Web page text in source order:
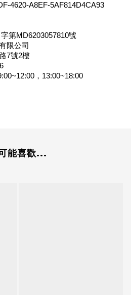
4620-A8EF-5AF814D4CA93
第MD6203057810號
限公司
7號2樓
，13:00~18:00
能喜歡...